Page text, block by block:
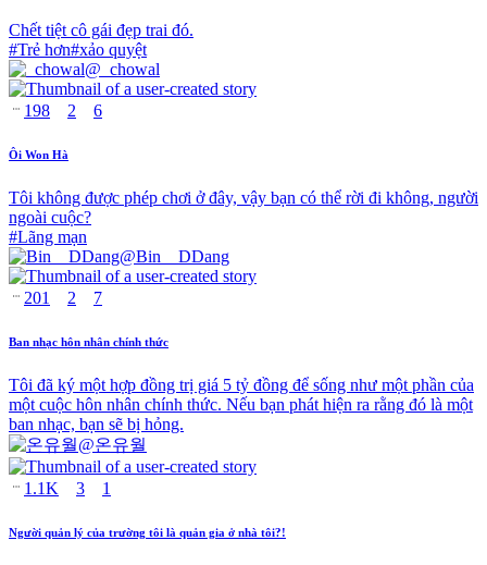
Chết tiệt cô gái đẹp trai đó.
#Trẻ hơn#xảo quyệt
@ _chowal
198 2 6
Ôi Won Hà
Tôi không được phép chơi ở đây, vậy bạn có thể rời đi không, người
ngoài cuộc?
#Lãng mạn
@Bin__DDang
201 2 7
Ban nhạc hôn nhân chính thức
Tôi đã ký một hợp đồng trị giá 5 tỷ đồng để sống như một phần của
một cuộc hôn nhân chính thức. Nếu bạn phát hiện ra rằng đó là một
ban nhạc, bạn sẽ bị hỏng.
@온유월
1.1K 3 1
Người quản lý của trường tôi là quản gia ở nhà tôi?!